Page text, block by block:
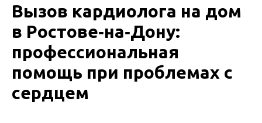
Вызов кардиолога на дом
в Ростове‑на‑Дону:
профессиональная
помощь при проблемах с
сердцем